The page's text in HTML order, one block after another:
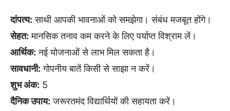
दांपत्य: साथी आपकी भावनाओं को समझेगा। संबंध मजबूत होंगे।
सेहत: मानसिक तनाव कम करने के लिए पर्याप्त विश्राम लें।
आर्थिक: नई योजनाओं से लाभ मिल सकता है।
सावधानी: गोपनीय बातें किसी से साझा न करें।
शुभ अंक: 5
दैनिक उपाय: जरूरतमंद विद्यार्थियों की सहायता करें।